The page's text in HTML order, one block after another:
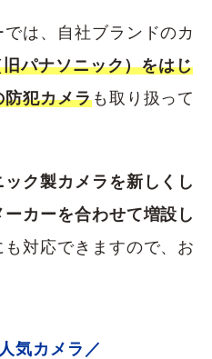
は、自社ブランドのカ
パナソニック）をはじ
防犯カメラも取り扱って
ック製カメラを新しくし
カーを合わせて増設し
も対応できますので、お
気カメラ／